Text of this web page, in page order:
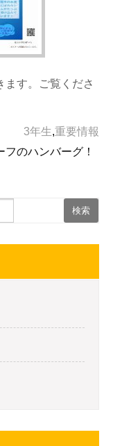
ます。ご覧くださ
3年生,重要情報
フのハンバーグ！